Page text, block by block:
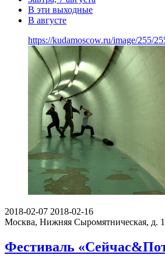
В эти выходные
В августе
https://kudamoscow.ru/image/255/
2018-02-07 2018-02-16
Москва, Нижняя Сыромятническая, д.
Фестиваль